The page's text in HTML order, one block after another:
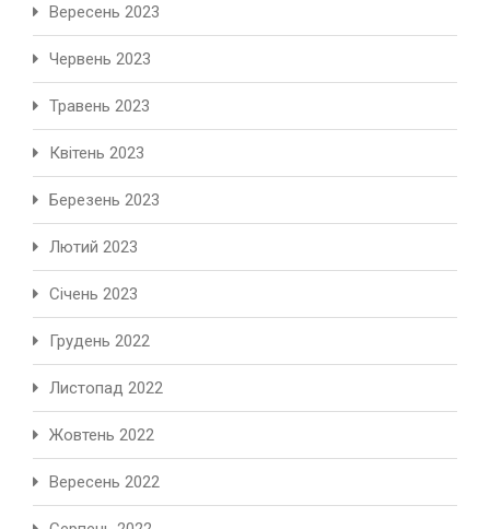
Вересень 2023
Червень 2023
Травень 2023
Квітень 2023
Березень 2023
Лютий 2023
Січень 2023
Грудень 2022
Листопад 2022
Жовтень 2022
Вересень 2022